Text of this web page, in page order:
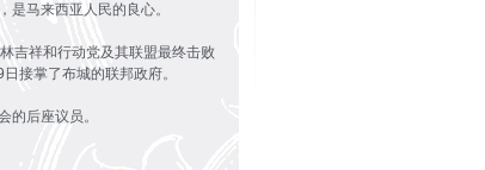
是马来西亚人民的良心。
吉祥和行动党及其联盟最终击败
接掌了布城的联邦政府。
的后座议员。